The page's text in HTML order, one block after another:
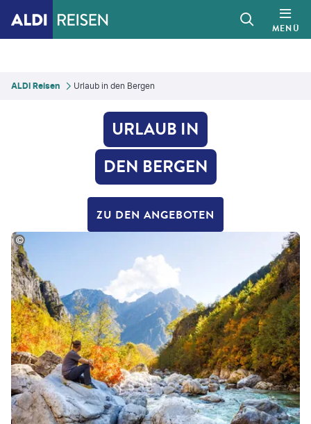
MENÜ
ALDI Reisen Urlaub in den Bergen
URLAUB IN
DEN BERGEN
ZU DEN ANGEBOTEN
- gty